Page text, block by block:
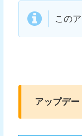
この
アップデー